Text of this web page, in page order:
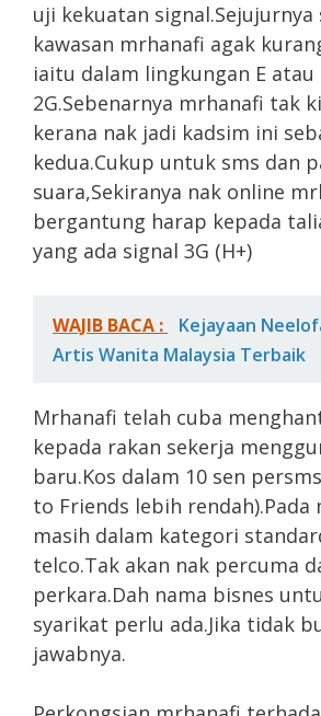
uji kekuatan signal.Sejujurnya
kawasan mrhanafi agak
iaitu dalam lingkungan E atau
2G.Sebenarnya mrhanafi tak
kerana nak jadi kadsim ini
kedua.Cukup untuk sms dan
suara,Sekiranya nak online
bergantung harap kepada
yang ada signal 3G (H+)
WAJIB BACA :
Kejayaan
Artis Wanita Malaysia Terbaik
Mrhanafi telah cuba
kepada rakan sekerja
baru.Kos dalam 10 sen
to Friends lebih rendah).Pada
masih dalam kategori
telco.Tak akan nak percuma
perkara.Dah nama bisnes
syarikat perlu ada.Jika tidak
jawabnya.